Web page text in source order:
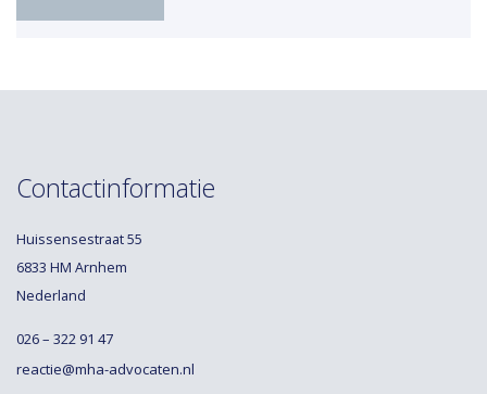
Contactinformatie
Huissensestraat 55
6833 HM Arnhem
Nederland
026 – 322 91 47
reactie@mha-advocaten.nl